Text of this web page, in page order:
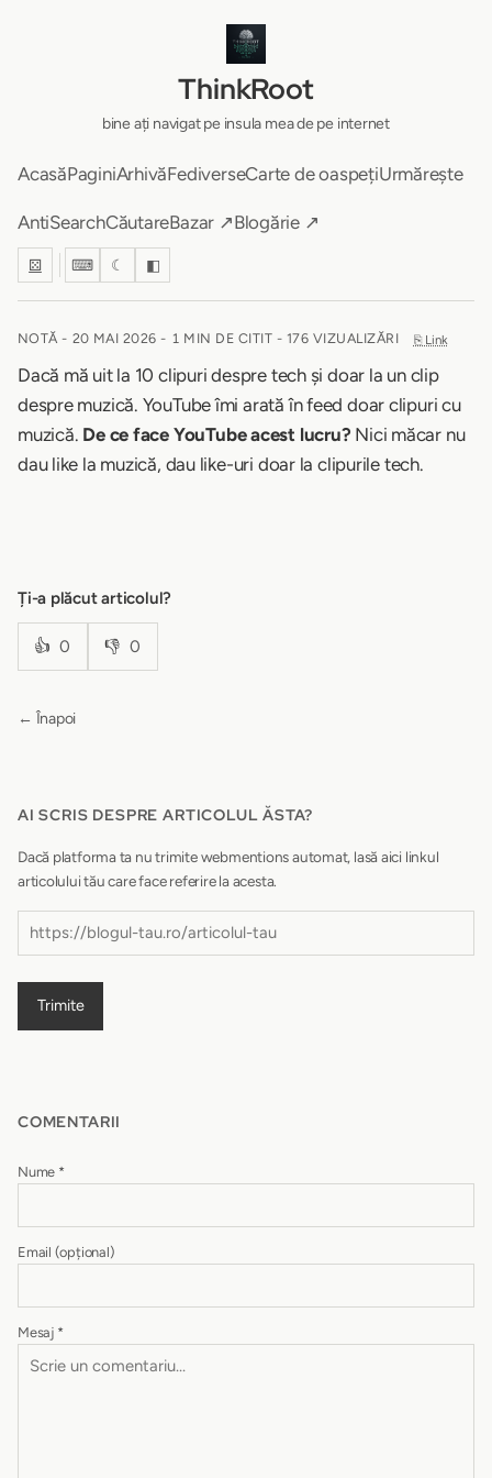
ThinkRoot
bine ați navigat pe insula mea de pe internet
AcasăPaginiArhivăFediverseCarte de oaspețiUrmărește
AntiSearchCăutareBazar ↗Blogărie ↗
⚄ ⌨ ☾ ◧
NOTĂ - 20 MAI 2026 - 1 MIN DE CITIT - 176 VIZUALIZĂRI ⎘ Link
Dacă mă uit la 10 clipuri despre tech și doar la un clip
despre muzică. YouTube îmi arată în feed doar clipuri cu
muzică. De ce face YouTube acest lucru? Nici măcar nu
dau like la muzică, dau like-uri doar la clipurile tech.
Ți-a plăcut articolul?
👍 0 👎 0
← Înapoi
AI SCRIS DESPRE ARTICOLUL ĂSTA?
Dacă platforma ta nu trimite webmentions automat, lasă aici linkul
articolului tău care face referire la acesta.
Trimite
COMENTARII
Nume *
Email (opțional)
Mesaj *